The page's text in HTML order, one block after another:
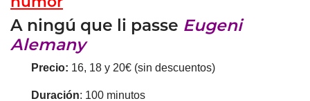
A ningú que li passe Eugeni
Alemany
Precio: 16, 18 y 20€ (sin descuentos)
Duración: 100 minutos